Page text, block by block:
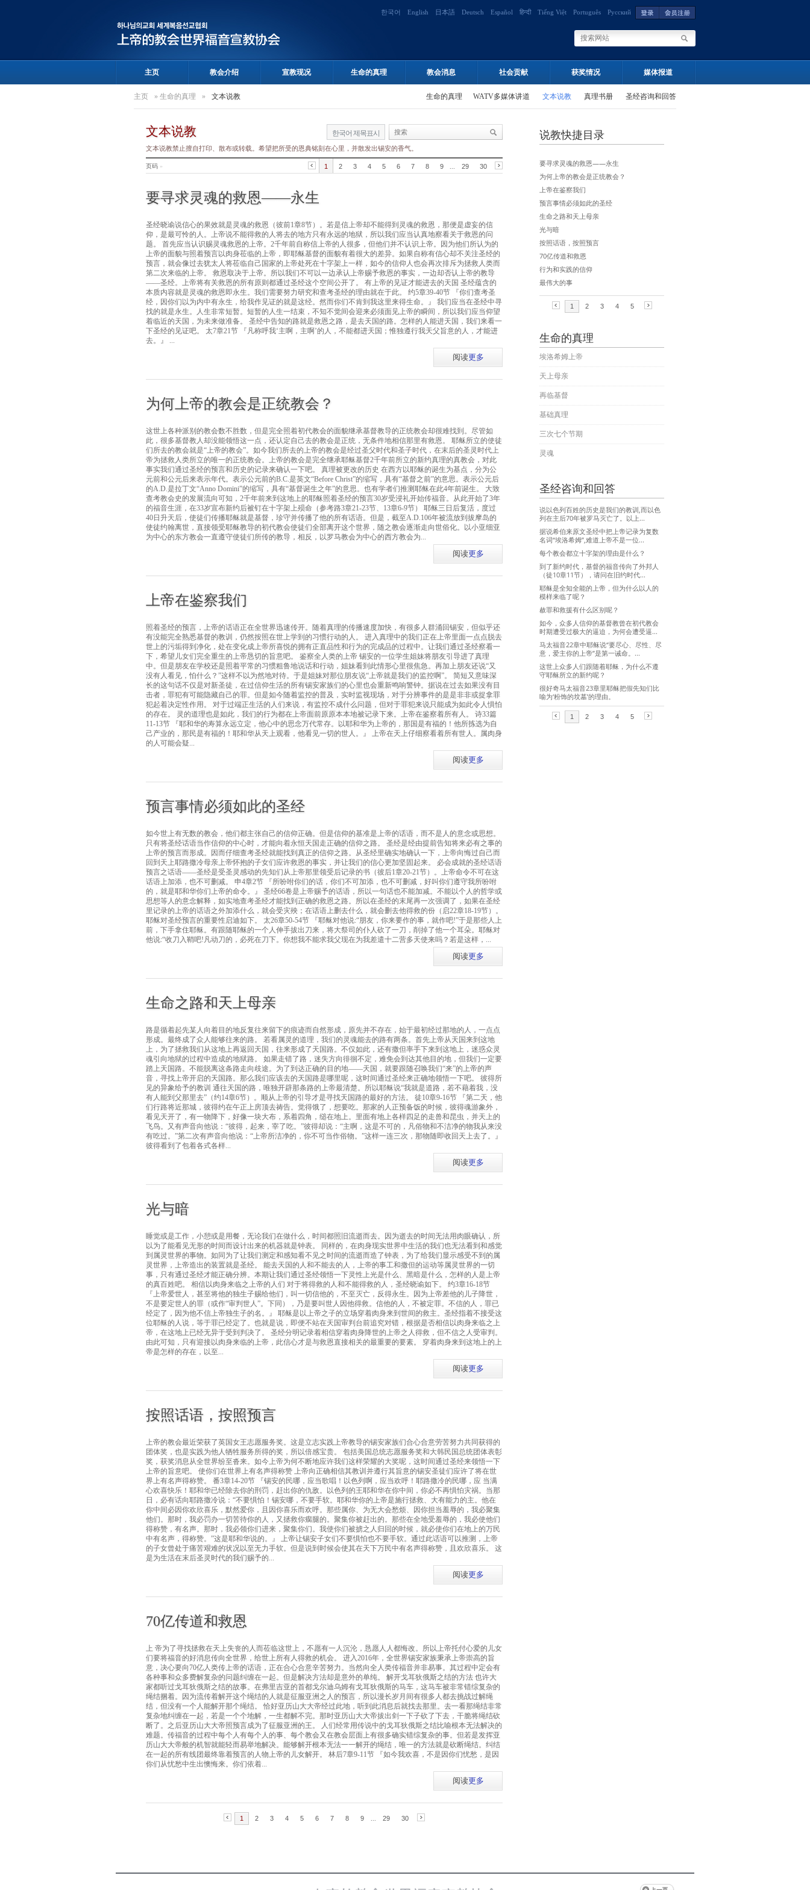
한국어 English 日本語 Deutsch Español हिन्दी Tiếng Việt Português Русский
主页 教会介绍 宣教现况 生命的真理 教会消息 社会贡献 获奖情况 媒体报道
主页 » 生命的真理 » 文本说教 生命的真理 WATV多媒体讲道 文本说教 真理书册 圣经咨询和回答
文本说教 한국어 제목표시
文本说教禁止擅自打印、散布或转载。希望把所受的恩典铭刻在心里，并散发出锡安的香气。
页码 » 1 2 3 4 5 6 7 8 9 29 30
要寻求灵魂的救恩——永生
圣经晓谕说信心的果效就是灵魂的救恩（彼前1章8节）。若是信上帝却不能得到灵魂的救恩，那便是虚妄的信
仰，是最可怜的人。上帝说不能得救的人将去的地方只有永远的地狱，所以我们应当认真地察看关于救恩的问
题。 首先应当认识赐灵魂救恩的上帝。2千年前自称信上帝的人很多，但他们并不认识上帝。因为他们所认为的
上帝的面貌与照着预言以肉身莅临的上帝，即耶稣基督的面貌有着很大的差异。如果自称有信心却不关注圣经的
预言，就会像过去犹太人将莅临自己国家的上帝处死在十字架上一样，如今的信仰人也会再次排斥为拯救人类而
第二次来临的上帝。 救恩取决于上帝。所以我们不可以一边承认上帝赐予救恩的事实，一边却否认上帝的教导
——圣经。上帝将有关救恩的所有原则都通过圣经这个空间公开了。 有上帝的见证才能进去的天国 圣经蕴含的
本质内容就是灵魂的救恩即永生。我们需要努力研究和查考圣经的理由就在于此。 约5章39-40节 『你们查考圣
经，因你们以为内中有永生，给我作见证的就是这经。然而你们不肯到我这里来得生命。』 我们应当在圣经中寻
找的就是永生。人生非常短暂。短暂的人生一结束，不知不觉间会迎来必须面见上帝的瞬间，所以我们应当仰望
着临近的天国，为未来做准备。 圣经中告知的路就是救恩之路，是去天国的路。怎样的人能进天国，我们来看一
下圣经的见证吧。 太7章21节 『凡称呼我‘主啊，主啊’的人，不能都进天国；惟独遵行我天父旨意的人，才能进
去。』 ...
阅读更多
​为何上帝的教会是正统教会？
这世上各种派别的教会数不胜数，但是完全照着初代教会的面貌继承基督教导的正统教会却很难找到。尽管如
此，很多基督教人却没能领悟这一点，还认定自己去的教会是正统，无条件地相信那里有救恩。 耶稣所立的使徒
们所去的教会就是“上帝的教会”。如今我们所去的上帝的教会是经过圣父时代和圣子时代，在末后的圣灵时代上
帝为拯救人类所立的唯一的正统教会。上帝的教会是完全继承耶稣基督2千年前所立的新约真理的真教会，对此
事实我们通过圣经的预言和历史的记录来确认一下吧。 真理被更改的历史 在西方以耶稣的诞生为基点，分为公
元前和公元后来表示年代。表示公元前的B.C.是英文“Before Christ”的缩写，具有“基督之前”的意思。表示公元后
的A.D.是拉丁文“Anno Domini”的缩写，具有“基督诞生之年”的意思。也有学者们推测耶稣在此4年前诞生。 大致
查考教会史的发展流向可知，2千年前来到这地上的耶稣照着圣经的预言30岁受浸礼开始传福音。从此开始了3年
的福音生涯，在33岁宣布新约后被钉在十字架上殒命（参考路3章21-23节、13章6-9节） 耶稣三日后复活，度过
40日升天后，使徒们传播耶稣就是基督，珍守并传播了他的所有话语。但是，截至A.D.106年被流放到拔摩岛的
使徒约翰离世，直接领受耶稣教导的初代教会使徒们全部离开这个世界，随之教会逐渐走向世俗化。以小亚细亚
为中心的东方教会一直遵守使徒们所传的教导，相反，以罗马教会为中心的西方教会为...
阅读更多
上帝在鉴察我们
照着圣经的预言，上帝的话语正在全世界迅速传开。随着真理的传播速度加快，有很多人群涌回锡安，但似乎还
有没能完全熟悉基督的教训，仍然按照在世上学到的习惯行动的人。 进入真理中的我们正在上帝里面一点点脱去
世上的污垢得到净化，处在变化成上帝所喜悦的拥有正直品性和行为的完成品的过程中。让我们通过圣经察看一
下，希望儿女们完全重生的上帝恳切的旨意吧。 鉴察全人类的上帝 锡安的一位学生姐妹将朋友引导进了真理
中。但是朋友在学校还是照着平常的习惯粗鲁地说话和行动，姐妹看到此情形心里很焦急。再加上朋友还说“又
没有人看见，怕什么？”这样不以为然地对待。于是姐妹对那位朋友说“上帝就是我们的监控啊”。 简短又意味深
长的这句话不仅是对新圣徒，在过信仰生活的所有锡安家族们的心里也会重新鸣响警钟。据说在过去如果没有目
击者，罪犯有可能隐藏自己的罪。但是如今随着监控的普及，实时监视现场，对于分辨事件的是是非非或捉拿罪
犯起着决定性作用。 对于过端正生活的人们来说，有监控不成什么问题，但对于罪犯来说只能成为如此令人惧怕
的存在。 灵的道理也是如此，我们的行为都在上帝面前原原本本地被记录下来。上帝在鉴察着所有人。 诗33篇
11-13节 『耶和华的寿算永远立定，他心中的思念万代常存。以耶和华为上帝的，那国是有福的！他所拣选为自
己产业的，那民是有福的！耶和华从天上观看，他看见一切的世人。』 上帝在天上仔细察看着所有世人。属肉身
的人可能会疑...
阅读更多
预言事情必须如此的圣经
如今世上有无数的教会，他们都主张自己的信仰正确。但是信仰的基准是上帝的话语，而不是人的意念或思想。
只有将圣经话语当作信仰的中心时，才能向着永恒天国走正确的信仰之路。 圣经是经由提前告知将来必有之事的
上帝的预言而形成。因而仔细查考圣经就能找到真正的信仰之路。从圣经里确实地确认一下，上帝向悔过自己而
回到天上耶路撒冷母亲上帝怀抱的子女们应许救恩的事实，并让我们的信心更加坚固起来。 必会成就的圣经话语
预言之话语——圣经是受圣灵感动的先知们从上帝那里领受后记录的书（彼后1章20-21节）。上帝命令不可在这
话语上加添，也不可删减。 申4章2节 『所吩咐你们的话，你们不可加添，也不可删减，好叫你们遵守我所吩咐
的，就是耶和华你们上帝的命令。』 圣经66卷是上帝赐予的话语，所以一句话也不能加减。不能以个人的哲学或
思想等人的意念解释，如实地查考圣经才能找到正确的救恩之路。所以在圣经的末尾再一次强调了，如果在圣经
里记录的上帝的话语之外加添什么，就会受灾殃；在话语上删去什么，就会删去他得救的份（启22章18-19节）。
耶稣对圣经预言的重要性启迪如下。 太26章50-54节 『耶稣对他说:“朋友，你来要作的事，就作吧!”于是那些人上
前，下手拿住耶稣。有跟随耶稣的一个人伸手拔出刀来，将大祭司的仆人砍了一刀，削掉了他一个耳朵。耶稣对
他说:“收刀入鞘吧!凡动刀的，必死在刀下。你想我不能求我父现在为我差遣十二营多天使来吗？若是这样，...
阅读更多
生命之路和天上母亲
路是循着起先某人向着目的地反复往来留下的痕迹而自然形成，原先并不存在，始于最初经过那地的人，一点点
形成。最终成了众人能够往来的路。 若看属灵的道理，我们的灵魂能去的路有两条。首先上帝从天国来到这地
上，为了拯救我们从这地上再返回天国，往来形成了天国路。不仅如此，还有撒但率手下来到这地上，迷惑众灵
魂引向地狱的过程中造成的地狱路。 如果走错了路，迷失方向徘徊不定，难免会到达其他目的地，但我们一定要
踏上天国路。不能脱离这条路走向歧途。为了到达正确的目的地——天国，就要跟随召唤我们“来”的上帝的声
音，寻找上帝开启的天国路。那么我们应该去的天国路是哪里呢，这时间通过圣经来正确地领悟一下吧。 彼得所
见的异象给予的教训 通往天国的路，唯独开辟那条路的上帝最清楚。所以耶稣说“我就是道路，若不藉着我，没
有人能到父那里去”（约14章6节）。顺从上帝的引导才是寻找天国路的最好的方法。 徒10章9-16节 『第二天，他
们行路将近那城，彼得约在午正上房顶去祷告。觉得饿了，想要吃。那家的人正预备饭的时候，彼得魂游象外，
看见天开了，有一物降下，好像一块大布，系着四角，缒在地上。里面有地上各样四足的走兽和昆虫，并天上的
飞鸟。又有声音向他说：“彼得，起来，宰了吃。”彼得却说：“主啊，这是不可的，凡俗物和不洁净的物我从来没
有吃过。”第二次有声音向他说：“上帝所洁净的，你不可当作俗物。”这样一连三次，那物随即收回天上去了。』
彼得看到了包着各式各样...
阅读更多
光与暗
睡觉或是工作，小憩或是用餐，无论我们在做什么，时间都照旧流逝而去。因为逝去的时间无法用肉眼确认，所
以为了能看见无形的时间而设计出来的机器就是钟表。 同样的，在肉身现实世界中生活的我们也无法看到和感觉
到属灵世界的事物。如同为了让我们测定和感知看不见之时间的流逝而造了钟表，为了给我们显示感受不到的属
灵世界，上帝造出的装置就是圣经。 能去天国的人和不能去的人，上帝的事工和撒但的运动等属灵世界的一切
事，只有通过圣经才能正确分辨。本期让我们通过圣经领悟一下灵性上光是什么、黑暗是什么，怎样的人是上帝
的真百姓吧。 相信以肉身来临之上帝的人们 对于将得救的人和不能得救的人，圣经晓谕如下。 约3章16-18节
『上帝爱世人，甚至将他的独生子赐给他们，叫一切信他的，不至灭亡，反得永生。因为上帝差他的儿子降世，
不是要定世人的罪（或作“审判世人”。下同），乃是要叫世人因他得救。信他的人，不被定罪。不信的人，罪已
经定了，因为他不信上帝独生子的名。』 耶稣是以上帝之子的立场穿着肉身来到世间的救主。圣经指着不接受这
位耶稣的人说，等于罪已经定了。也就是说，即便不站在天国审判台前追究对错，根据是否相信以肉身来临之上
帝，在这地上已经无异于受到判决了。 圣经分明记录着相信穿着肉身降世的上帝之人得救，但不信之人受审判。
由此可知，只有迎接以肉身来临的上帝，此信心才是与救恩直接相关的最重要的要素。 穿着肉身来到这地上的上
帝是怎样的存在，以至...
阅读更多
按照话语，按照预言
上帝的教会最近荣获了英国女王志愿服务奖。这是立志实践上帝教导的锡安家族们合心合意劳苦努力共同获得的
团体奖，也是实践为他人牺牲服务所得的奖，所以倍感宝贵。 包括美国总统志愿服务奖和大韩民国总统团体表彰
奖，获奖消息从全世界纷至沓来。如今上帝为何不断地应许我们这样荣耀的大奖呢，这时间通过圣经来领悟一下
上帝的旨意吧。 使你们在世界上有名声得称赞 上帝向正确相信其教训并遵行其旨意的锡安圣徒们应许了将在世
界上有名声得称赞。 番3章14-20节 『锡安的民哪，应当歌唱！以色列啊，应当欢呼！耶路撒冷的民哪，应 当满
心欢喜快乐！耶和华已经除去你的刑罚，赶出你的仇敌。以色列的王耶和华在你中间，你必不再惧怕灾祸。当那
日，必有话向耶路撒冷说：“不要惧怕！锡安哪，不要手软。耶和华你的上帝是施行拯救、大有能力的主。他在
你中间必因你欢欣喜乐，默然爱你，且因你喜乐而欢呼。那些属你、为无大会愁烦、因你担当羞辱的，我必聚集
他们。那时，我必罚办一切苦待你的人，又拯救你瘸腿的。聚集你被赶出的。那些在全地受羞辱的，我必使他们
得称赞，有名声。那时，我必领你们进来，聚集你们。我使你们被掳之人归回的时候，就必使你们在地上的万民
中有名声，得称赞。”这是耶和华说的。』 上帝让锡安子女们不要惧怕也不要手软。通过此话语可以推测，上帝
的子女曾处于痛苦艰难的状况以至无力手软。但是说到时候会使其在天下万民中有名声得称赞，且欢欣喜乐。 这
是为生活在末后圣灵时代的我们赐予的...
阅读更多
70亿传道和救恩
上 帝为了寻找拯救在天上失丧的人而莅临这世上，不愿有一人沉沦，恳愿人人都悔改。所以上帝托付心爱的儿女
们要将福音的好消息传向全世界，给世上所有人得救的机会。 进入2016年，全世界锡安家族秉承上帝崇高的旨
意，决心要向70亿人类传上帝的话语，正在合心合意辛苦努力。当然向全人类传福音并非易事。其过程中定会有
各种事和众多费解复杂的问题纠缠在一起。但是解决方法却是意外的单纯。 解开戈耳狄俄斯之结的方法 也许大
家都听过戈耳狄俄斯之结的故事。在弗里吉亚的首都戈尔迪乌姆有戈耳狄俄斯的马车，这马车被非常错综复杂的
绳结捆着。因为流传着解开这个绳结的人就是征服亚洲之人的预言，所以漫长岁月间有很多人都去挑战过解绳
结，但没有一个人能解开那个绳结。 恰好亚历山大大帝经过此地，听到此消息后就找去那里。去一看那绳结非常
复杂地纠缠在一起，若是一个个地解，一生都解不完。那时亚历山大大帝拔出剑一下子砍了下去，干脆将绳结砍
断了。之后亚历山大大帝照预言成为了征服亚洲的王。 人们经常用传说中的戈耳狄俄斯之结比喻根本无法解决的
难题。传福音的过程中每个人有每个人的事、每个教会又在教会层面上有很多确实错综复杂的事。但若是发挥亚
历山大大帝般的机智就能轻而易举地解决。能够解开根本无法一一解开的绳结，唯一的方法就是砍断绳结。纠结
在一起的所有线团最终靠着预言的人物上帝的儿女解开。 林后7章9-11节 『如今我欢喜，不是因你们忧愁，是因
你们从忧愁中生出懊悔来。你们依着...
阅读更多
1 2 3 4 5 6 7 8 9 29 30
生命的真理
埃洛希姆上帝
天上母亲
再临基督
基础真理
三次七个节期
灵魂